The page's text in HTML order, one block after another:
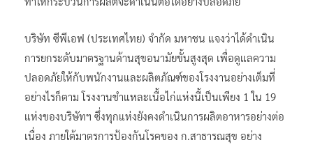
บริษัท ซีพีเอฟ (ประเทศไทย) จำกัด มหาชน แจงว่าได้ดําเนิน
การยกระดับมาตรฐานด้านสุขอนามัยขั้นสูงสุด เพื่อดูแลความ
ปลอดภัยให้กับพนักงานและผลิตภัณฑ์ของโรงงานอย่างเต็มที่
อย่างไรก็ตาม โรงงานชำแหละเนื้อไก่แห่งนี้เป็นเพียง 1 ใน 19
แห่งของบริษัทฯ ซึ่งทุกแห่งยังคงดำเนินการผลิตอาหารอย่างต่อ
เนื่อง ภายใต้มาตรการป้องกันโรคของ ก.สาธารณสุข อย่าง